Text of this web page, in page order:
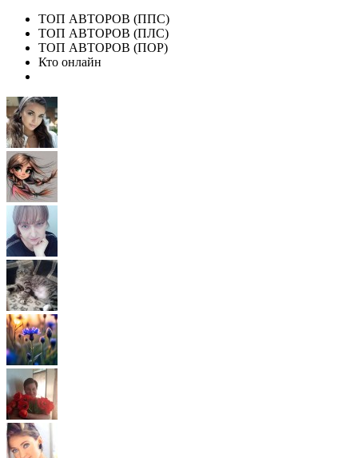
ТОП АВТОРОВ (ППС)
ТОП АВТОРОВ (ПЛС)
ТОП АВТОРОВ (ПОР)
Кто онлайн